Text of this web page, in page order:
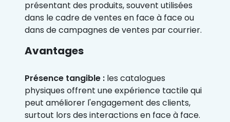
présentant des produits, souvent utilisées
dans le cadre de ventes en face à face ou
dans de campagnes de ventes par courrier.
Avantages
Présence tangible : les catalogues
physiques offrent une expérience tactile qui
peut améliorer l'engagement des clients,
surtout lors des interactions en face à face.